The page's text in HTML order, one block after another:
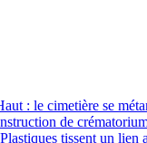
: le cimetière se
de
tissent un lien